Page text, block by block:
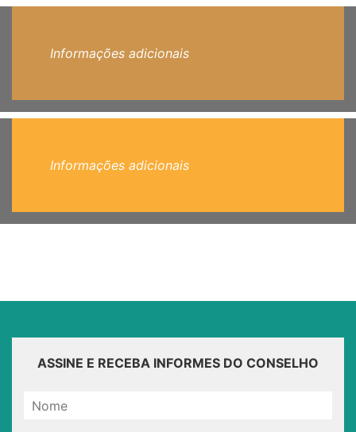
Informações adicionais
Informações adicionais
ASSINE E RECEBA INFORMES DO CONSELHO